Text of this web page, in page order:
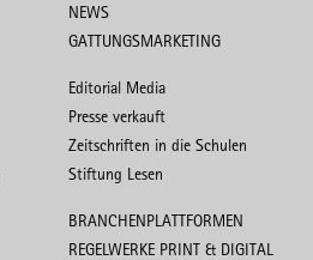
NEWS
GATTUNGSMARKETING
Editorial Media
Presse verkauft
Zeitschriften in die Schulen
Stiftung Lesen
BRANCHENPLATTFORMEN
REGELWERKE PRINT & DIGITAL